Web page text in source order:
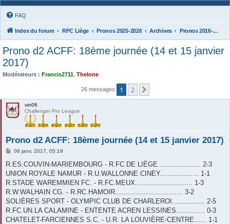
FAQ
Index du forum RFC Liège Pronos 2025-2026 Archives Pronos 2016-2017
Prono d2 ACFF: 18ème journée (14 et 15 janvier
2017)
Modérateurs : Francis2711 Thelone
26 messages 1 2
vin06
Challenger Pro League
Prono d2 ACFF: 18ème journée (14 et 15 janvier 2017)
M
s
a
g
08 janv. 2017, 05:19
R.ES.COUVIN-MARIEMBOURG - R.FC.DE LIÈGE..................... 2-3
UNION ROYALE NAMUR - R.U.WALLONNE CINEY................... 1-1
R.STADE WAREMMIEN FC. - R.FC.MEUX............................ 1-3
R.W.WALHAIN CG. - R.RC.HAMOIR................................. 3-2
SOLIÈRES SPORT - OLYMPIC CLUB DE CHARLEROI................ 2-5
R.FC.UN.LA CALAMINE - ENTENTE ACREN LESSINES.............. 0-3
CHATELET-FARCIENNES S.C. - U.R. LA LOUVIÈRE-CENTRE...... 1-1